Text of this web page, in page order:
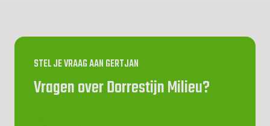
STEL JE VRAAG AAN GERTJAN
Vragen over Dorrestijn Milieu?